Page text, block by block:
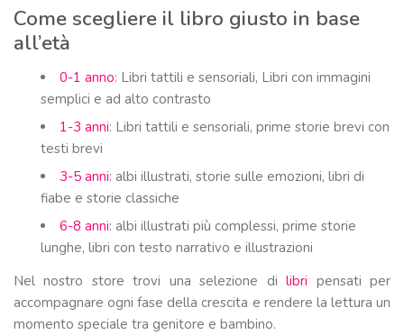
Come scegliere il libro giusto in base
all’età
0-1 anno: Libri tattili e sensoriali, Libri con immagini
semplici e ad alto contrasto
1-3 anni: Libri tattili e sensoriali, prime storie brevi con
testi brevi
3-5 anni: albi illustrati, storie sulle emozioni, libri di
fiabe e storie classiche
6-8 anni: albi illustrati più complessi, prime storie
lunghe, libri con testo narrativo e illustrazioni
Nel nostro store trovi una selezione dilibri pensati per
accompagnare ogni fase della crescita e rendere la lettura un
momento speciale tra genitore e bambino.